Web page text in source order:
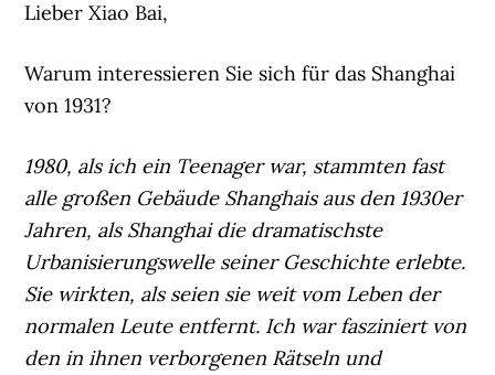
Lieber Xiao Bai,
Warum interessieren Sie sich für das Shanghai
von 1931?
1980, als ich ein Teenager war, stammten fast
alle großen Gebäude Shanghais aus den 1930er
Jahren, als Shanghai die dramatischste
Urbanisierungswelle seiner Geschichte erlebte.
Sie wirkten, als seien sie weit vom Leben der
normalen Leute entfernt. Ich war fasziniert von
den in ihnen verborgenen Rätseln und